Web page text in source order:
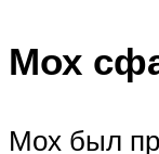
Мох
Мох был